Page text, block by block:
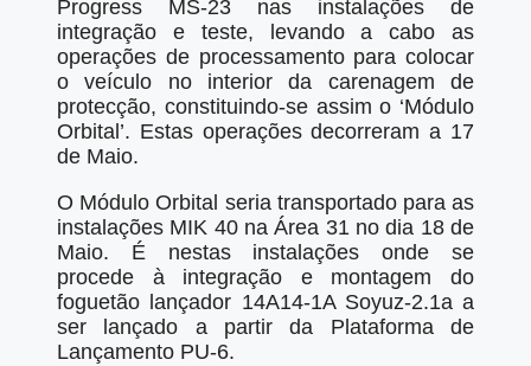
Progress MS-23 nas instalações de
integração e teste, levando a cabo as
operações de processamento para colocar
o veículo no interior da carenagem de
protecção, constituindo-se assim o ‘Módulo
Orbital’. Estas operações decorreram a 17
de Maio.
O Módulo Orbital seria transportado para as
instalações MIK 40 na Área 31 no dia 18 de
Maio. É nestas instalações onde se
procede à integração e montagem do
foguetão lançador 14A14-1A Soyuz-2.1a a
ser lançado a partir da Plataforma de
Lançamento PU-6.